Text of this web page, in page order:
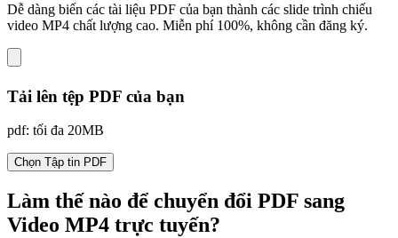
Dễ dàng biến các tài liệu PDF của bạn thành các slide trình chiếu
video MP4 chất lượng cao. Miễn phí 100%, không cần đăng ký.
Tải lên tệp PDF của bạn
pdf: tối đa 20MB
Chọn Tập tin PDF
Làm thế nào để chuyển đổi PDF sang
Video MP4 trực tuyến?